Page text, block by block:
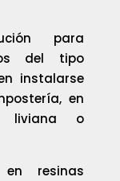
para
del tipo
instalarse
en
liviana o
resinas